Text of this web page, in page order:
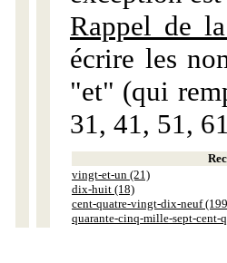
Rappel de
écrire les
"et" (qui
31, 41, 51,
vingt-et-un (21)
dix-huit (18)
cent-quatre-vingt-dix-neuf
quarante-cinq-mille-sept-cent-